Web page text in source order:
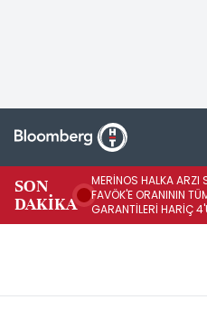
SON
DAKİKA
MERİNOS HALKA ARZI
FAVÖK'E ORANININ
GARANTİLERİ HARİÇ